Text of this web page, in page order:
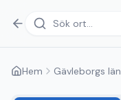
Hem Gävleborgs län